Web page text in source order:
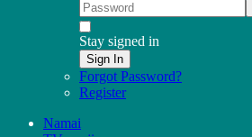
Stay signed in
Sign In
Forgot Password?
Register
Namai